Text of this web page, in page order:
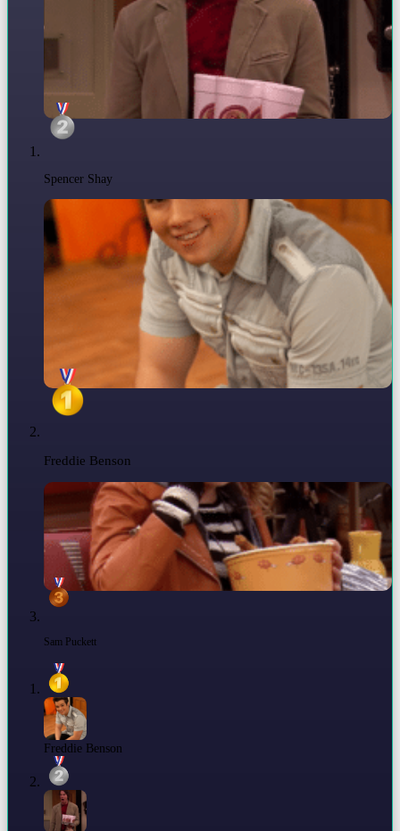
Spencer Shay
Freddie Benson
Sam Puckett
Freddie Benson